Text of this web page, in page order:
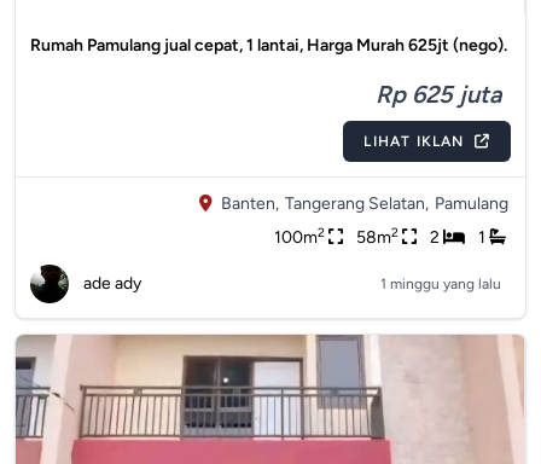
Rumah Pamulang jual cepat, 1 lantai, Harga Murah 625jt (nego).
Rp 625 juta
LIHAT IKLAN
Banten, Tangerang Selatan, Pamulang
100m2 58m2 2 1
ade ady 1 minggu yang lalu